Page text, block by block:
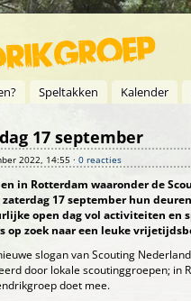
Speltakken Kalender
17 september
2022, 14:55 · 0 reacties
in Rotterdam waaronder de
17 september hun
open dag vol activiteiten en
op zoek naar een leuke
slogan van Scouting
door lokale scoutinggroepen; in
doet mee.